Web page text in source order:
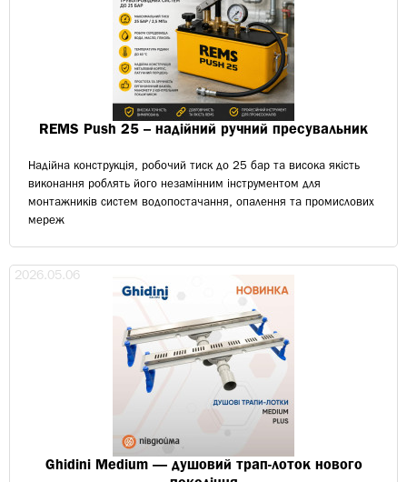
REMS Push 25 – надійний ручний пресувальник
Надійна конструкція, робочий тиск до 25 бар та висока якість
виконання роблять його незамінним інструментом для
монтажників систем водопостачання, опалення та промислових
мереж
2026.05.06
Ghidini Medium — душовий трап-лоток нового